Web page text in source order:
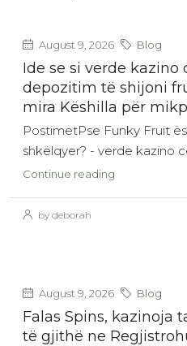
August 9, 2026 Blog
Ide se si verde kazino
depozitim të shijoni
mira Këshilla për
PostimetPse Funky Fruit
shkëlqyer? - verde kazino
Continue reading
by deborah
August 9, 2026 Blog
Falas Spins, kazinoja
të gjithë ne